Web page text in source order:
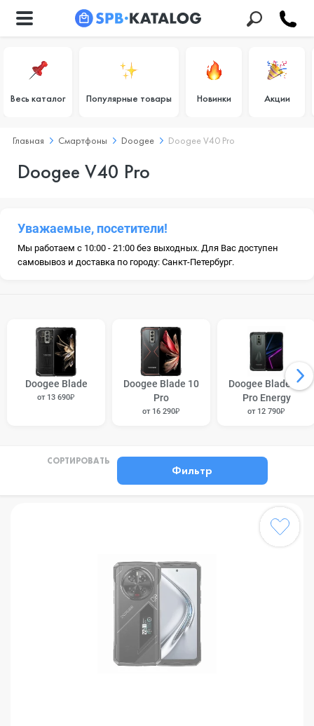
Весь каталог Популярные товары Новинки Акции
Главная Смартфоны Doogee Doogee V40 Pro
Doogee V40 Pro
Уважаемые, посетители!
Мы работаем с 10:00 - 21:00 без выходных. Для Вас доступен
самовывоз и доставка по городу: Санкт-Петербург.
Doogee Blade
от 13 690₽
Doogee Blade 10
Pro
от 16 290₽
Doogee Blade 10
Pro Energy
от 12 790₽
СОРТИРОВАТЬ
Фильтр